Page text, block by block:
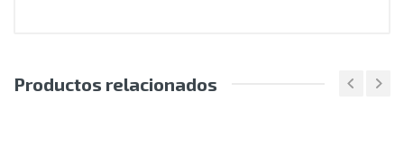
Productos relacionados